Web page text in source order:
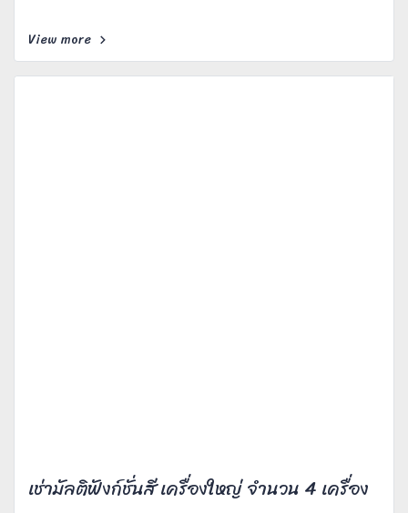
View more
เช่ามัลติฟังก์ชั่นสี เครื่องใหญ่ จำนวน 4 เครื่อง